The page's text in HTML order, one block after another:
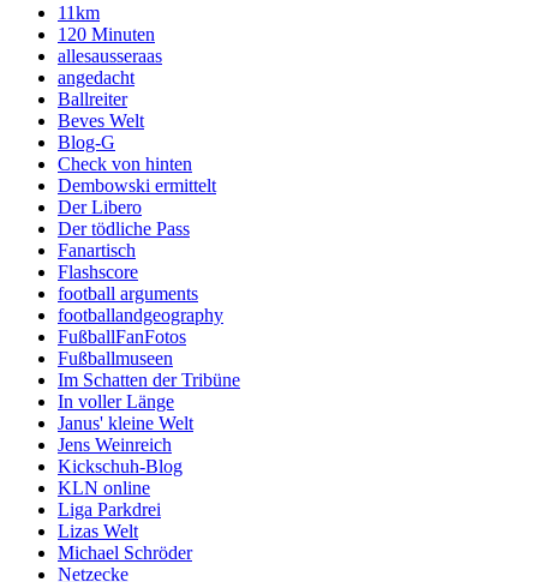
11km
120 Minuten
allesausseraas
angedacht
Ballreiter
Beves Welt
Blog-G
Check von hinten
Dembowski ermittelt
Der Libero
Der tödliche Pass
Fanartisch
Flashscore
football arguments
footballandgeography
FußballFanFotos
Fußballmuseen
Im Schatten der Tribüne
In voller Länge
Janus' kleine Welt
Jens Weinreich
Kickschuh-Blog
KLN online
Liga Parkdrei
Lizas Welt
Michael Schröder
Netzecke